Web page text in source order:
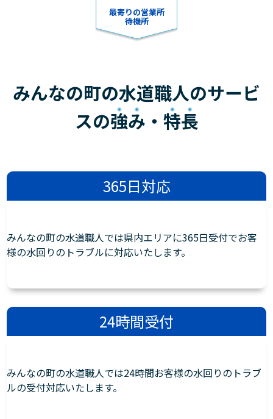
最寄りの営業所
待機所
みんなの町の水道職人のサービ
スの強み ・ 特長
365日対応
みんなの町の水道職人では県内エリアに365日受付でお客
様の水回りのトラブルに対応いたします。
24時間受付
みんなの町の水道職人では24時間お客様の水回りのトラブ
ルの受付対応いたします。